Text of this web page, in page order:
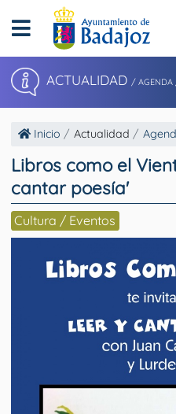
ACTUALIDAD / AGENDA
Inicio Actualidad
Libros como el
cantar poesía'
Cultura / Eventos